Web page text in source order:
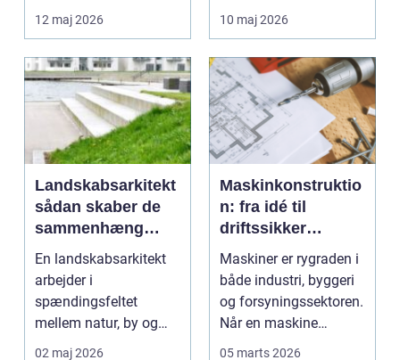
sikker, stabil ...
12 maj 2026
fester og afslapning...
10 maj 2026
Landskabsarkitekt
sådan skaber de
sammenhæng
mellem byggeri og
natur
En landskabsarkitekt
arbejder i
spændingsfeltet
mellem natur, by og
mennesker. Opgaven
02 maj 2026
Maskinkonstruktio
n: fra idé til
driftssikker
løsning
Maskiner er rygraden i
både industri, byggeri
og forsyningssektoren.
Når en maskine
fungerer som den...
05 marts 2026